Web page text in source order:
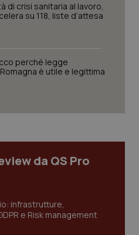
di crisi sanitaria al lavoro,
su 118, liste d’attesa
perché legge
Romagna è utile e legittima
da QS Pro
infrastrutture,
e Risk management
a rendere fruibile il
di base quali la
l'accesso alle aree
non è in grado di
senza questi cookie.